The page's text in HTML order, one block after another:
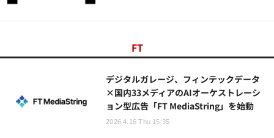
FT
デジタルガレージ、フィンテックデータ
×国内33メディアのAIオーケストレーシ
ョン型広告「FT MediaString」を始動
2026.4.16 Thu 15:35